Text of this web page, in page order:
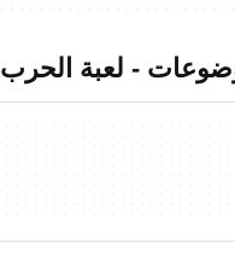
- لعبة الحرب